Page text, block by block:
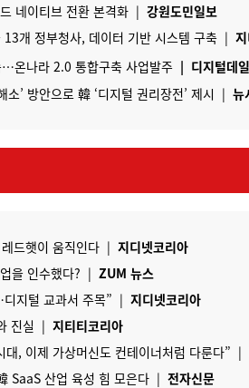
네이티브 전환 본격화 |강원도민일보
개 정부청사, 데이터 기반 시스템 구축 |
온나라 2.0 통합구축 사업발주 | 디지털데
’ 방안으로 韓 ‘디지털 권리장전’ 제시 |뉴
레드햇이 움직인다 |지디넷코리아
을 인수했다? |ZUM 뉴스
디지털 교과서 주목” |지디넷코리아
와 진실 |지티티코리아
대, 이제 가상머신도 컨테이너처럼 다룬다” |
SaaS 산업 육성 힘 모은다 |전자신문